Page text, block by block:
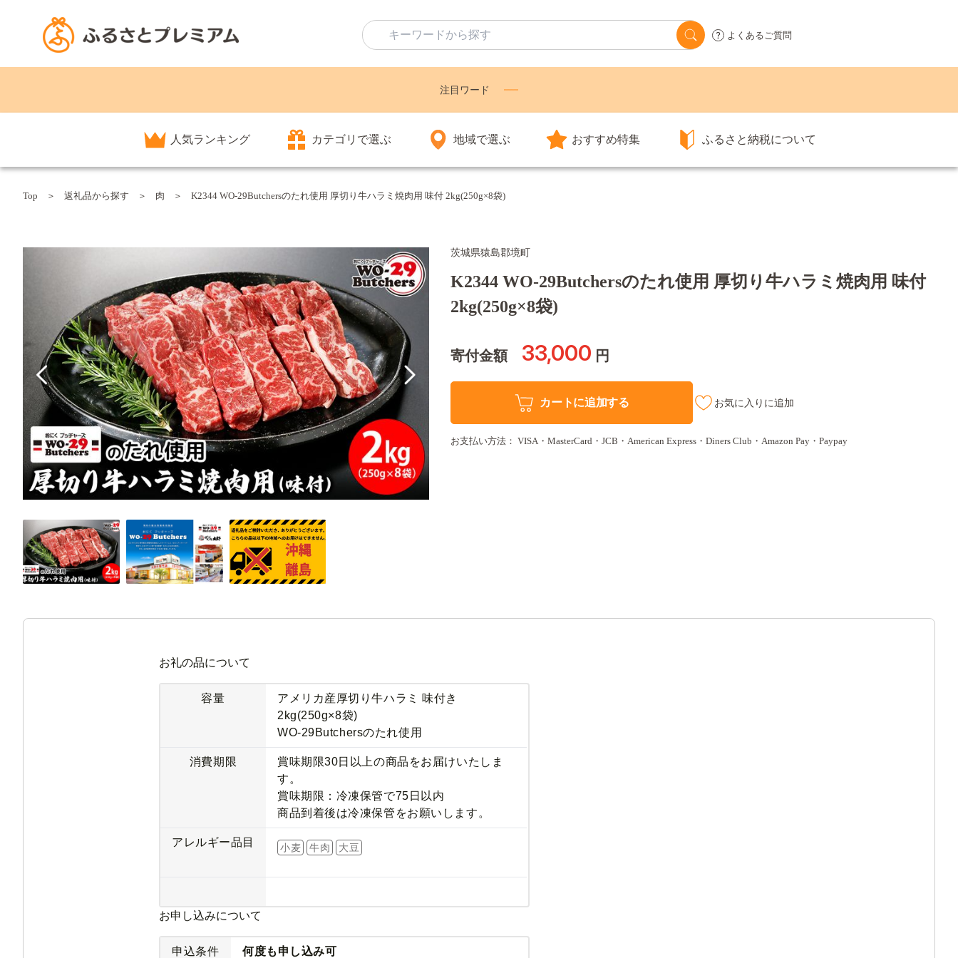
よくあるご質問
注目ワード
人気ランキング カテゴリで選ぶ 地域で選ぶ おすすめ特集 ふるさと納税について
Top 返礼品から探す 肉 K2344 WO-29Butchersのたれ使用 厚切り牛ハラミ焼肉用 味付 2kg(250g×8袋)
茨城県猿島郡境町
K2344 WO-29Butchersのたれ使用 厚切り牛ハラミ焼肉用 味付
2kg(250g×8袋)
寄付金額 33,000 円
カートに追加する お気に入りに追加
お支払い方法： VISA・MasterCard・JCB・American Express・Diners Club・Amazon Pay・Paypay
お礼の品について
容量
アメリカ産厚切り牛ハラミ 味付き
2kg(250g×8袋)
WO-29Butchersのたれ使用
消費期限
賞味期限30日以上の商品をお届けいたしま
す。
賞味期限：冷凍保管で75日以内
商品到着後は冷凍保管をお願いします。
アレルギー品目 小麦 牛肉 大豆
お申し込みについて
申込条件 何度も申し込み可